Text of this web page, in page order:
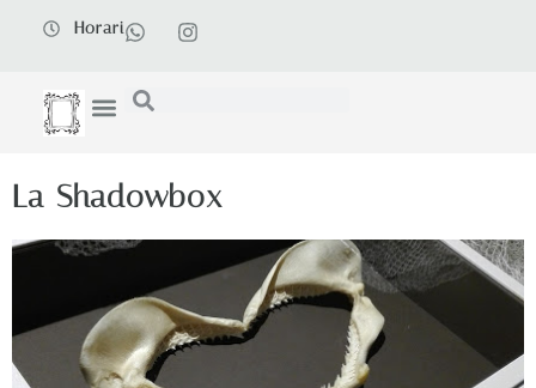
Horari
La Shadowbox